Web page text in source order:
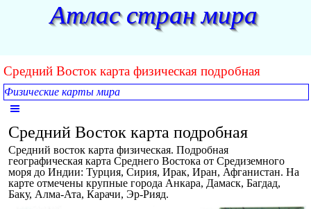
Перейти к контентуАтлас стран мира
Средний Восток карта физическая подробная
Физические карты мира
Пропустить меню
Средний Восток карта подробная
Средний восток карта физическая. Подробная
географическая карта Среднего Востока от Средиземного
моря до Индии: Турция, Сирия, Ирак, Иран, Афганистан. На
карте отмечены крупные города Анкара, Дамаск, Багдад,
Баку, Алма-Ата, Карачи, Эр-Рияд.